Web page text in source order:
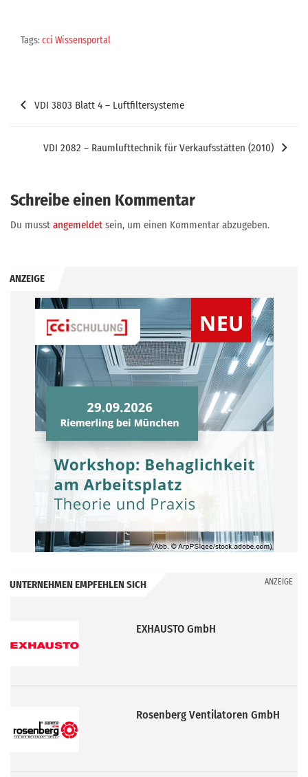
Tags:cci Wissensportal
Beitragsnavigation
VDI 3803 Blatt 4 – Luftfiltersysteme
VDI 2082 – Raumlufttechnik für Verkaufsstätten (2010)
Schreibe einen Kommentar
Du musst angemeldet sein, um einen Kommentar abzugeben.
ANZEIGE
UNTERNEHMEN EMPFEHLEN SICH ANZEIGE
EXHAUSTO GmbH
Rosenberg Ventilatoren GmbH